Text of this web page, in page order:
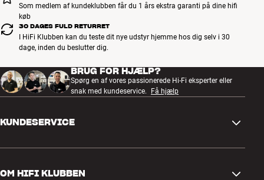
Som medlem af kundeklubben får du 1 års ekstra garanti på dine hifi
køb
30 DAGES FULD RETURRET
I HiFi Klubben kan du teste dit nye udstyr hjemme hos dig selv i 30
dage, inden du beslutter dig.
BRUG FOR HJÆLP?
Spørg en af vores passionerede Hi-Fi eksperter eller
snak med kundeservice.
Få hjælp
KUNDESERVICE
OM HIFI KLUBBEN